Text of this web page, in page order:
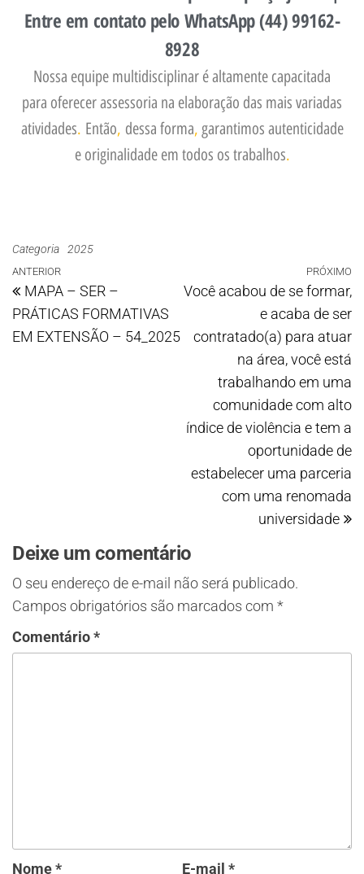
Entre em contato pelo WhatsApp (44) 99162-
8928
Nossa equipe multidisciplinar é altamente capacitada
para oferecer assessoria na elaboração das mais variadas
atividades. Então, dessa forma, garantimos autenticidade
e originalidade em todos os trabalhos.
Categoria 2025
ANTERIOR
MAPA – SER –
PRÁTICAS FORMATIVAS
EM EXTENSÃO – 54_2025
PRÓXIMO
Você acabou de se formar,
e acaba de ser
contratado(a) para atuar
na área, você está
trabalhando em uma
comunidade com alto
índice de violência e tem a
oportunidade de
estabelecer uma parceria
com uma renomada
universidade
Deixe um comentário
O seu endereço de e-mail não será publicado.
Campos obrigatórios são marcados com *
Comentário*
Nome* E-mail *